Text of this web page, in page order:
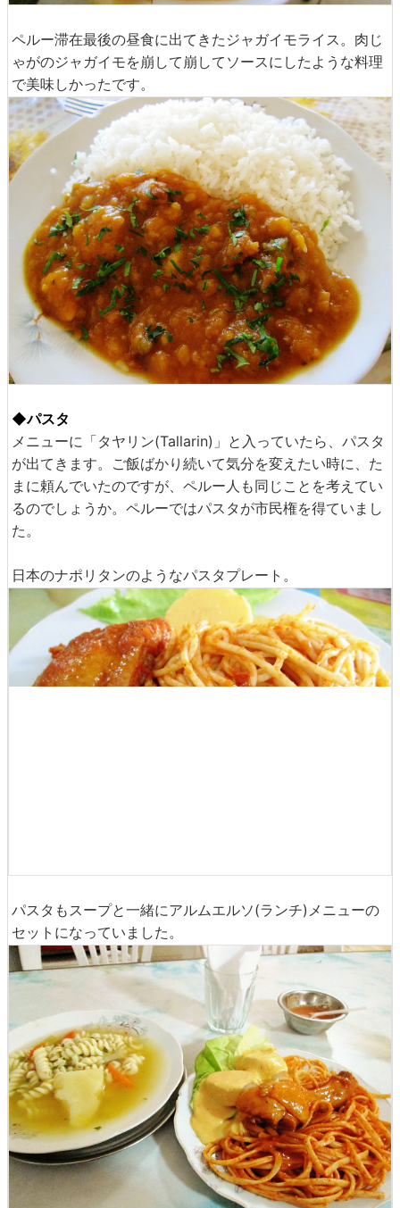
ペルー滞在最後の昼食に出てきたジャガイモライス。肉じ
ゃがのジャガイモを崩して崩してソースにしたような料理
で美味しかったです。
◆パスタ
メニューに「タヤリン(Tallarin)」と入っていたら、パスタ
が出てきます。ご飯ばかり続いて気分を変えたい時に、た
まに頼んでいたのですが、ペルー人も同じことを考えてい
るのでしょうか。ペルーではパスタが市民権を得ていまし
た。
日本のナポリタンのようなパスタプレート。
パスタもスープと一緒にアルムエルソ(ランチ)メニューの
セットになっていました。